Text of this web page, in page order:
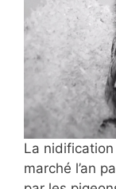
La nidification
marché l’an